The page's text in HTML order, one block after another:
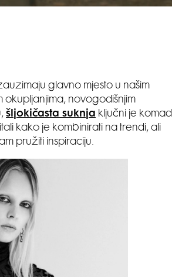
glavno mjesto u našim
novogodišnjim
šljokičasta suknja ključni je komad
kako je kombinirati na trendi, ali
pružiti inspiraciju.